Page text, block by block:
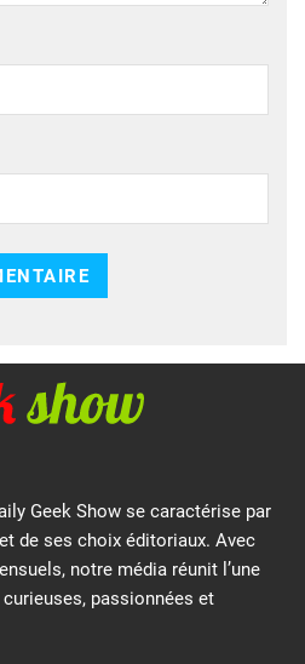
Geek Show se caractérise par
de ses choix éditoriaux. Avec
notre média réunit l’une
passionnées et